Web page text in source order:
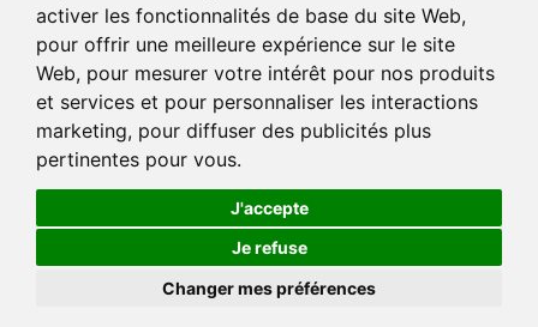
activer les fonctionnalités de base du site Web,
pour offrir une meilleure expérience sur le site
Web, pour mesurer votre intérêt pour nos produits
et services et pour personnaliser les interactions
marketing, pour diffuser des publicités plus
pertinentes pour vous.
J'accepte
Je refuse
Changer mes préférences